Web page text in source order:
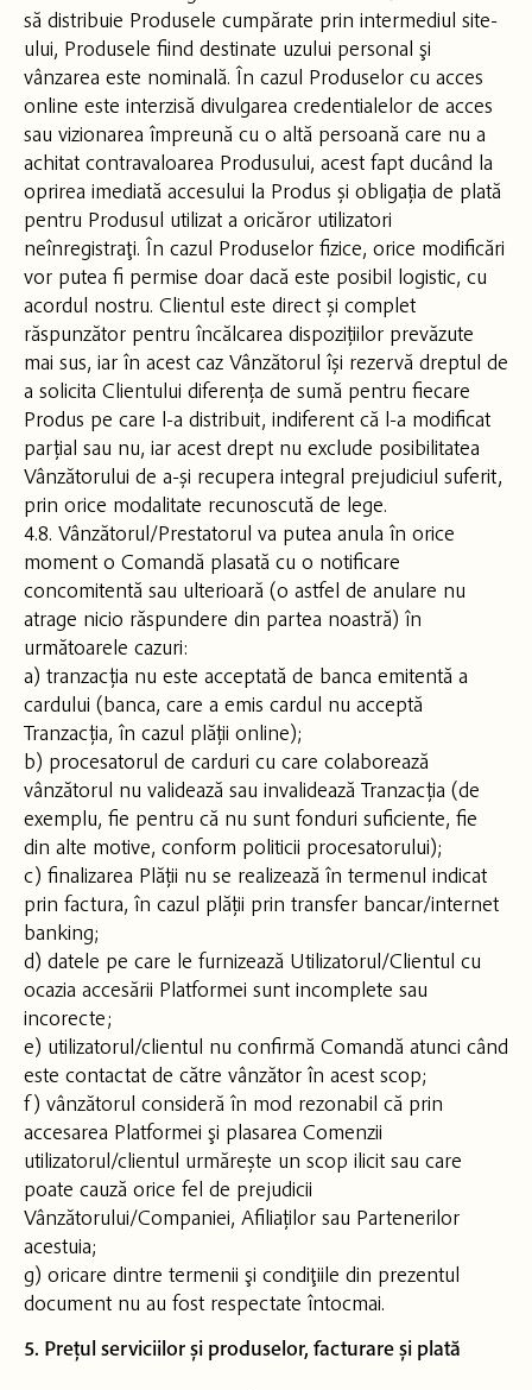
să distribuie Produsele cumpărate prin intermediul site-
ului, Produsele fiind destinate uzului personal şi
vânzarea este nominală. În cazul Produselor cu acces
online este interzisă divulgarea credentialelor de acces
sau vizionarea împreună cu o altă persoană care nu a
achitat contravaloarea Produsului, acest fapt ducând la
oprirea imediată accesului la Produs și obligația de plată
pentru Produsul utilizat a oricăror utilizatori
neînregistraţi. În cazul Produselor fizice, orice modificări
vor putea fi permise doar dacă este posibil logistic, cu
acordul nostru. Clientul este direct și complet
răspunzător pentru încălcarea dispozițiilor prevăzute
mai sus, iar în acest caz Vânzătorul își rezervă dreptul de
a solicita Clientului diferența de sumă pentru fiecare
Produs pe care l-a distribuit, indiferent că l-a modificat
parțial sau nu, iar acest drept nu exclude posibilitatea
Vânzătorului de a-și recupera integral prejudiciul suferit,
prin orice modalitate recunoscută de lege.
4.8. Vânzătorul/Prestatorul va putea anula în orice
moment o Comandă plasată cu o notificare
concomitentă sau ulterioară (o astfel de anulare nu
atrage nicio răspundere din partea noastră) în
următoarele cazuri:
a) tranzacția nu este acceptată de banca emitentă a
cardului (banca, care a emis cardul nu acceptă
Tranzacția, în cazul plății online);
b) procesatorul de carduri cu care colaborează
vânzătorul nu validează sau invalidează Tranzacția (de
exemplu, fie pentru că nu sunt fonduri suficiente, fie
din alte motive, conform politicii procesatorului);
c) finalizarea Plății nu se realizează în termenul indicat
prin factura, în cazul plății prin transfer bancar/internet
banking;
d) datele pe care le furnizează Utilizatorul/Clientul cu
ocazia accesării Platformei sunt incomplete sau
incorecte;
e) utilizatorul/clientul nu confirmă Comandă atunci când
este contactat de către vânzător în acest scop;
f) vânzătorul consideră în mod rezonabil că prin
accesarea Platformei şi plasarea Comenzii
utilizatorul/clientul urmărește un scop ilicit sau care
poate cauză orice fel de prejudicii
Vânzătorului/Companiei, Afiliaților sau Partenerilor
acestuia;
g) oricare dintre termenii şi condiţiile din prezentul
document nu au fost respectate întocmai.
5. Prețul serviciilor și produselor, facturare și plată